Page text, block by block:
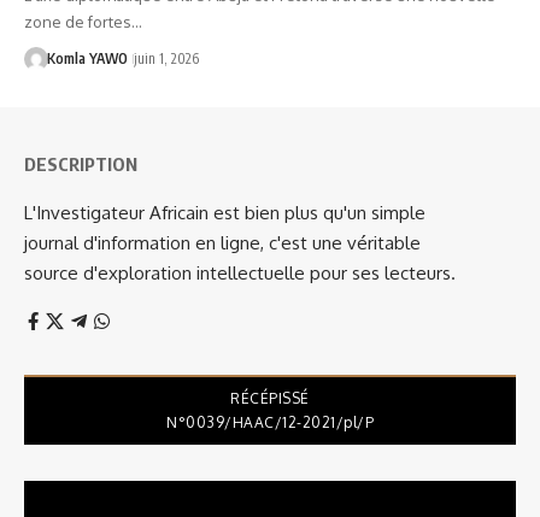
zone de fortes…
Komla YAWO juin 1, 2026
DESCRIPTION
L'Investigateur Africain est bien plus qu'un simple
journal d'information en ligne, c'est une véritable
source d'exploration intellectuelle pour ses lecteurs.
RÉCÉPISSÉ
N°0039/HAAC/12-2021/pl/P